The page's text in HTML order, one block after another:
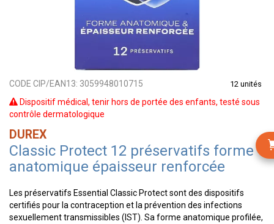
CODE CIP/EAN13: 3059948010715 12 unités
Dispositif médical, tenir hors de portée des enfants, testé sous
contrôle dermatologique
DUREX
Classic Protect 12 préservatifs forme
anatomique épaisseur renforcée
Les préservatifs Essential Classic Protect sont des dispositifs
certifiés pour la contraception et la prévention des infections
sexuellement transmissibles (IST). Sa forme anatomique profilée,